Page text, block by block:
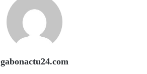
gabonactu24.com